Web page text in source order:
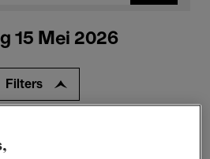
15 Mei 2026
Filters